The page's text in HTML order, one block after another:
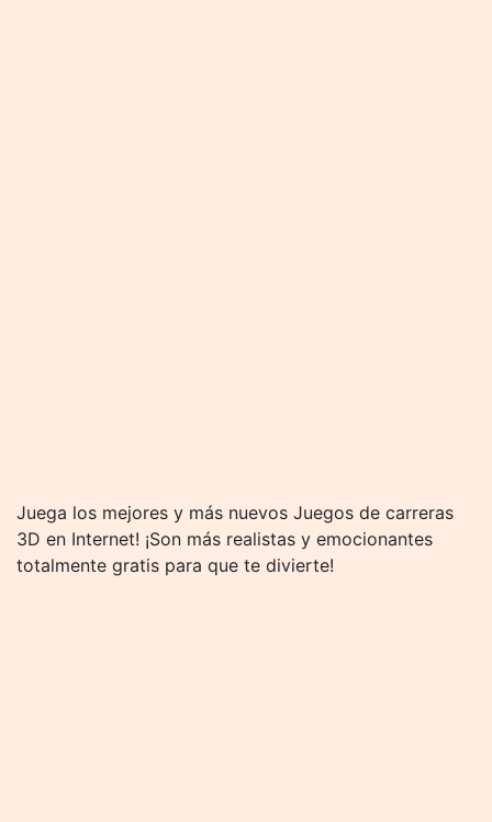
Juega los mejores y más nuevos Juegos de carreras
3D en Internet! ¡Son más realistas y emocionantes
totalmente gratis para que te divierte!